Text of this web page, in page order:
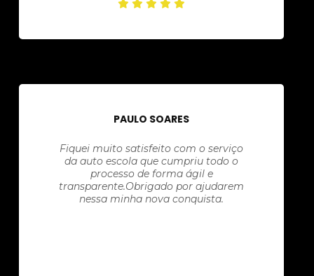
PAULO SOARES
Fiquei muito satisfeito com o serviço
da auto escola que cumpriu todo o
processo de forma ágil e
transparente.Obrigado por ajudarem
nessa minha nova conquista.